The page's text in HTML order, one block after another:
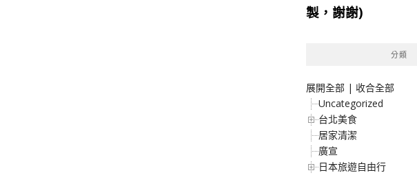
製，謝謝)
分類
展開全部 | 收合全部
Uncategorized
台北美食
居家清潔
廣宣
日本旅遊自由行